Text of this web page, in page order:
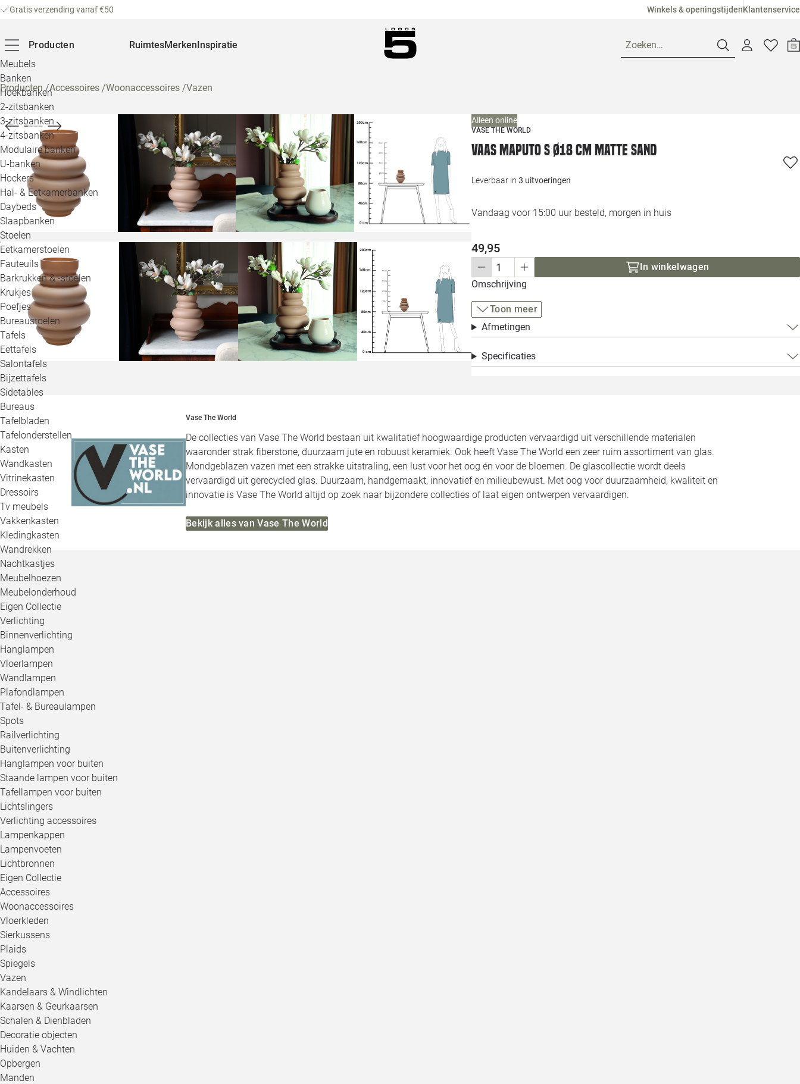
Gratis verzending vanaf €50 Winkels & openingstijdenKlantenservice
Producten
Meubels
Banken
Hoekbanken
2-zitsbanken
3-zitsbanken
4-zitsbanken
Modulaire banken
U-banken
Hockers
Hal- & Eetkamerbanken
Daybeds
Slaapbanken
Stoelen
Eetkamerstoelen
Fauteuils
Barkrukken & -stoelen
Krukjes
Poefjes
Bureaustoelen
Tafels
Eettafels
Salontafels
Bijzettafels
Sidetables
Bureaus
Tafelbladen
Tafelonderstellen
Kasten
Wandkasten
Vitrinekasten
Dressoirs
Tv meubels
Vakkenkasten
Kledingkasten
Wandrekken
Nachtkastjes
Meubelhoezen
Meubelonderhoud
Eigen Collectie
Verlichting
Binnenverlichting
Hanglampen
Vloerlampen
Wandlampen
Plafondlampen
Tafel- & Bureaulampen
Spots
Railverlichting
Buitenverlichting
Hanglampen voor buiten
Staande lampen voor buiten
Tafellampen voor buiten
Lichtslingers
Verlichting accessoires
Lampenkappen
Lampenvoeten
Lichtbronnen
Eigen Collectie
Accessoires
Woonaccessoires
Vloerkleden
Sierkussens
Plaids
Spiegels
Vazen
Kandelaars & Windlichten
Kaarsen & Geurkaarsen
Schalen & Dienbladen
Decoratie objecten
Huiden & Vachten
Opbergen
Manden
RuimtesMerkenInspiratie Zoeken…
Alle
Producten/Accessoires /Woonaccessoires /Vazen
Alleen online
VASE THE WORLD
Vaas Maputo S Ø18 cm matte sand
Leverbaar in 3 uitvoeringen
Vandaag voor 15:00 uur besteld, morgen in huis
49,95
In winkelwagen
Omschrijving
Toon meer
Afmetingen
Specificaties
Vase The World
De collecties van Vase The World bestaan uit kwalitatief hoogwaardige producten vervaardigd uit verschillende materialen
waaronder strak fiberstone, duurzaam jute en robuust keramiek. Ook heeft Vase The World een zeer ruim assortiment van glas.
Mondgeblazen vazen met een strakke uitstraling, een lust voor het oog én voor de bloemen. De glascollectie wordt deels
vervaardigd uit gerecycled glas. Duurzaam, handgemaakt, innovatief en milieubewust. Met oog voor duurzaamheid, kwaliteit en
innovatie is Vase The World altijd op zoek naar bijzondere collecties of laat eigen ontwerpen vervaardigen.
Bekijk alles van Vase The World